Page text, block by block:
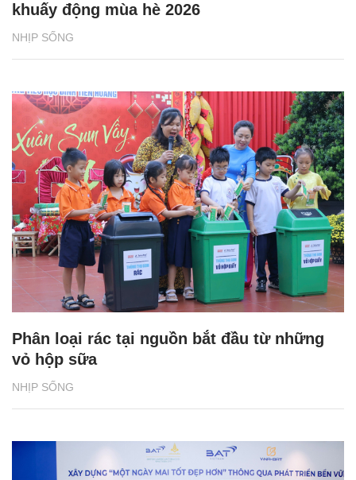
NHỊP SỐNG
khuấy động mùa hè 2026
NHỊP SỐNG
Phân loại rác tại nguồn bắt đầu từ những
vỏ hộp sữa